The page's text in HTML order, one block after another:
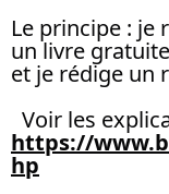
Le principe : je
un livre
et je rédige un
https://
hp